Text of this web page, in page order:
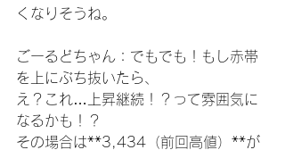
くなりそうね。
ごーるどちゃん：でもでも！もし赤帯
を上にぶち抜いたら、
え？これ…上昇継続！？って雰囲気に
なるかも！？
その場合は**3,434（前回高値）**が